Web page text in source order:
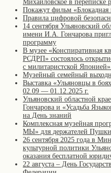
Михайловское в
Покажут фильм
Правила цифровой
14 сентября Ульяновский
имени И.А. Гончарова
программу
В музее «Конспиративная
РСДРП» состоялось
с милитаристской
Музейный семейный
Выставка «Ульяновцы в
02.09 — 01.12.2025 г.
Ульяновский областной
Гончарова и «Усадьба
на День знаний
Комплексная музейная
МЫ» для держателей
26 сентября 2025 года в
культурной политики
оказания бесплатной
22 августа – День